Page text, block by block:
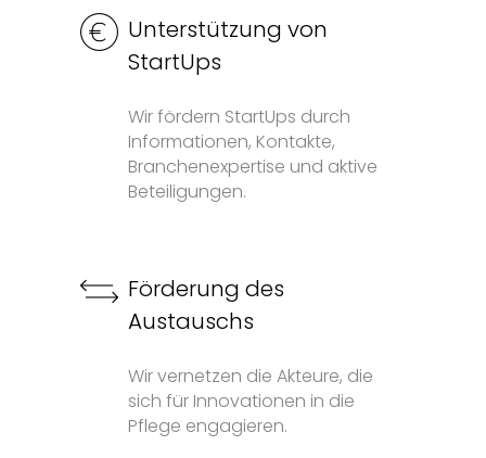
Unterstützung von
StartUps
Wir fördern StartUps durch
Informationen, Kontakte,
Branchenexpertise und aktive
Beteiligungen.
Förderung des
Austauschs
Wir vernetzen die Akteure, die
sich für Innovationen in die
Pflege engagieren.